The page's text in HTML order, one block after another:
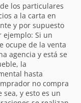
los particulares
a la carta en
y por supuesto
ejemplo: Si un
ocupe de la venta
agencia y está se
la
hasta
no compra
sea, y esto es un